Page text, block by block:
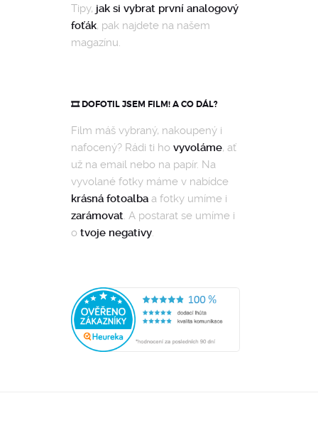
Tipy, jak si vybrat první analogový
foťák, pak najdete na našem
magazínu.
🎞️ DOFOTIL JSEM FILM! A CO DÁL?
Film máš vybraný, nakoupený i
nafocený? Rádi ti ho vyvoláme, ať
už na email nebo na papír. Na
vyvolané fotky máme v nabídce
krásná fotoalbaa fotky umíme i
zarámovat. A postarat se umíme i
o tvoje negativy.